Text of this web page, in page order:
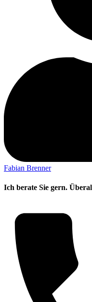
Fabian Brenner
Ich berate Sie gern.